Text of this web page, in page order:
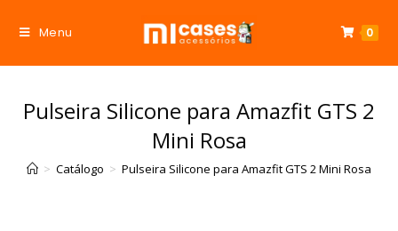
Menu 0
Pulseira Silicone para Amazfit GTS 2
Mini Rosa
> Catálogo > Pulseira Silicone para Amazfit GTS 2 Mini Rosa